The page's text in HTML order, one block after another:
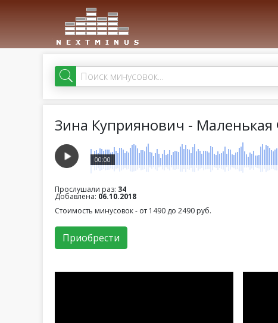
Зина Куприянович -
00:00
Прослушали раз: 34
Добавлена: 06.10.2018
Стоимость минусовок - от 1490 до 2490 руб.
Приобрести